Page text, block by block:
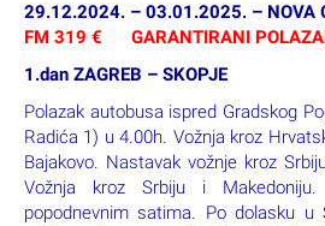
29.12.2024. – 03.01.2025. – NOVA
FM 319 € GARANTIRANI
1.dan ZAGREB – SKOPJE
Polazak autobusa ispred Gradskog
Radića 1) u 4.00h. Vožnja kroz
Bajakovo. Nastavak vožnje kroz
Vožnja kroz Srbiju i
popodnevnim satima. Po dolasku u